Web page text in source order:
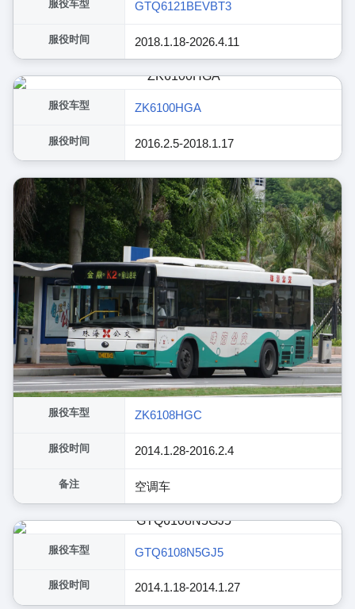
服役车型 GTQ6121BEVBT3
服役时间 2018.1.18-2026.4.11
服役车型 ZK6100HGA
服役时间 2016.2.5-2018.1.17
服役车型 ZK6108HGC
服役时间 2014.1.28-2016.2.4
备注 空调车
服役车型 GTQ6108N5GJ5
服役时间 2014.1.18-2014.1.27